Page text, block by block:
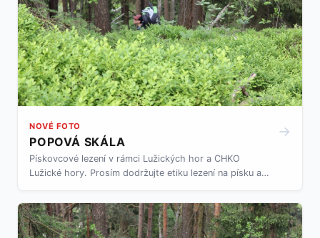
NOVÉ FOTO
POPOVÁ SKÁLA
Pískovcové lezení v rámci Lužických hor a CHKO
Lužické hory. Prosím dodržujte etiku lezení na písku a
→